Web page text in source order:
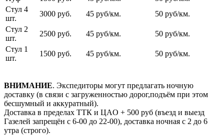
Стул 4
шт.
3000 руб. 45 руб/км.
50 руб/км.
Стул 2
шт.
2500 руб. 45 руб/км.
50 руб/км.
Стул 1
шт.
1500 руб. 45 руб/км. 50 руб/км.
ВНИМАНИЕ. Экспедиторы могут предлагать ночную
доставку (в связи с загруженностью дорог,подъём при этом
бесшумный и аккуратный).
Доставка в пределах ТТК и ЦАO + 500 pуб (въезд и выезд
Газелей запрещён с 6-00 до 22-00), доставка ночная с 2 до 6
утра (строго).